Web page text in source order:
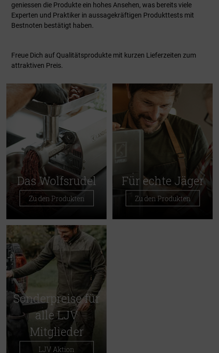
geniessen die Produkte ein hohes Ansehen, was bereits viele
Experten und Praktiker in aussagekräftigen Produkttests mit
Bestnoten bestätigt haben.
Freue Dich auf Qualitätsprodukte mit kurzen Lieferzeiten zum
attraktiven Preis.
Das Wolfsrudel
Zu den Produkten
Für echte Jäger
Zu den Produkten
Sonderpreise für
alle LJV
Mitglieder
LJV Aktion